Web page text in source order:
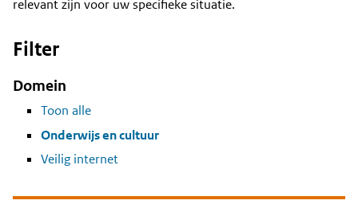
relevant zijn voor uw specifieke situatie.
Filter
Domein
Toon alle
Onderwijs en cultuur
Veilig internet